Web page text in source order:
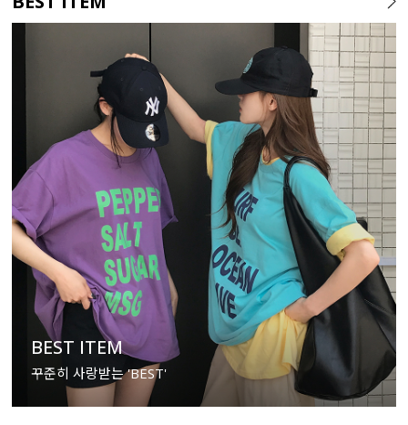
BEST ITEM
꾸준히 사랑받는 'BEST'